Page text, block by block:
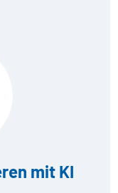
mit KI